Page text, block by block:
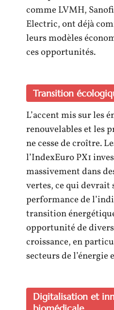
comme LVMH,
Electric, ont déjà
leurs modèles
ces opportunités.
Transition
L’accent mis sur les
renouvelables et les
ne cesse de croître.
l’IndexEuro PX1
massivement dans
vertes, ce qui devrait
performance de
transition
opportunité de
croissance, en
secteurs de l’énergie
Digitalisation et